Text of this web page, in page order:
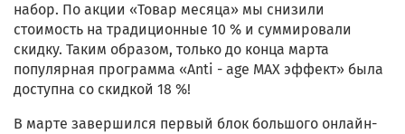
набор. По акции «Товар месяца» мы снизили
стоимость на традиционные 10 % и суммировали
скидку. Таким образом, только до конца марта
популярная программа «Anti - age MAX эффект» была
доступна со скидкой 18 %!
В марте завершился первый блок большого онлайн-